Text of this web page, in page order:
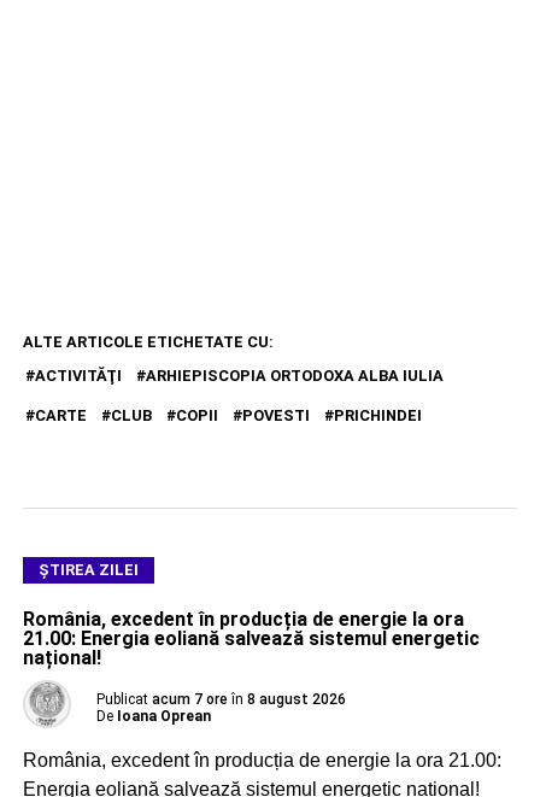
ALTE ARTICOLE ETICHETATE CU:
ACTIVITĂŢI
ARHIEPISCOPIA ORTODOXA ALBA IULIA
CARTE CLUB COPII POVESTI PRICHINDEI
ŞTIREA ZILEI
România, excedent în producția de energie la ora
21.00: Energia eoliană salvează sistemul energetic
național!
Publicat acum 7 ore în 8 august 2026
De Ioana Oprean
România, excedent în producția de energie la ora 21.00:
Energia eoliană salvează sistemul energetic național!